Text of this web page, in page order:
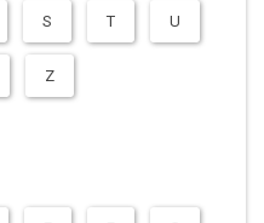
S T U
Z